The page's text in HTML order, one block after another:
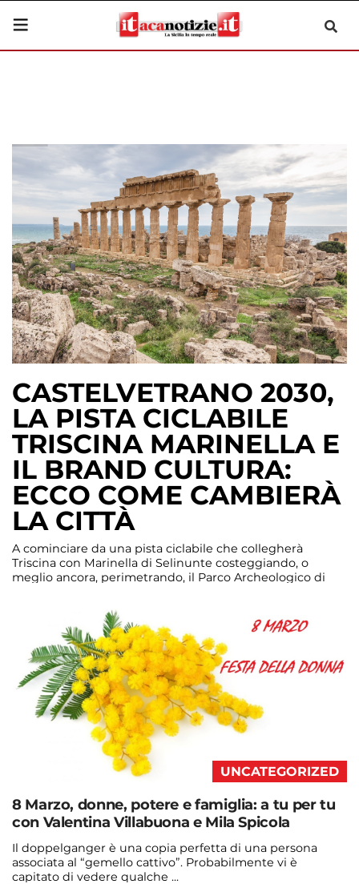
CASTELVETRANO 2030,
LA PISTA CICLABILE
TRISCINA MARINELLA E
IL BRAND CULTURA:
ECCO COME CAMBIERÀ
LA CITTÀ
A cominciare da una pista ciclabile che collegherà
Triscina con Marinella di Selinunte costeggiando, o
meglio ancora, perimetrando, il Parco Archeologico di
non è affatto mafia. E’ tanto altro: Castelvetrano è cultura,
è bellezza, è Pane Nero, […]
UNCATEGORIZED
8 Marzo, donne, potere e famiglia: a tu per tu
con Valentina Villabuona e Mila Spicola
Il doppelganger è una copia perfetta di una persona
associata al “gemello cattivo”. Probabilmente vi è
capitato di vedere qualche ...